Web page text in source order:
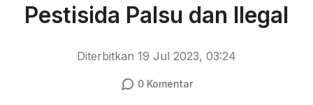
Pestisida Palsu dan Ilegal
Diterbitkan 19 Jul 2023, 03:24
0Komentar